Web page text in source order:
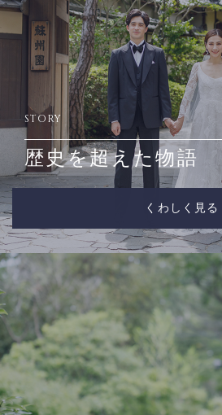
STORY
歴史を超えた物語
くわしく見る